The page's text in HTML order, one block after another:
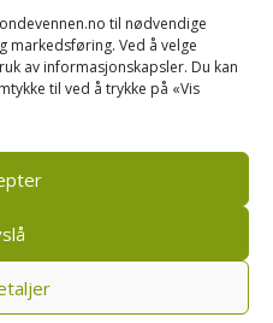
til nødvendige
markedsføring. Ved å velge
av informasjonskapsler. Du kan
til ved å trykke på «Vis
sentrum, 4001 Stavanger